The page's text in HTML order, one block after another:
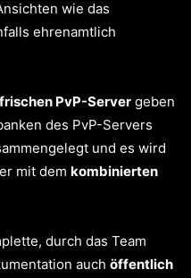
wie das
ehrenamtlich
PvP-Server geben
des PvP-Servers
und es wird
mit dem kombinierten
durch das Team
auch öffentlich